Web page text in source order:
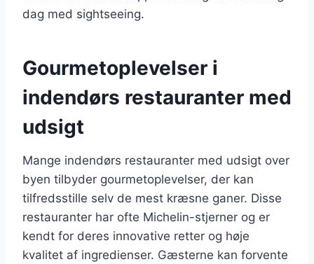
dag med sightseeing.
Gourmetoplevelser i
indendørs restauranter med
udsigt
Mange indendørs restauranter med udsigt over
byen tilbyder gourmetoplevelser, der kan
tilfredsstille selv de mest kræsne ganer. Disse
restauranter har ofte Michelin-stjerner og er
kendt for deres innovative retter og høje
kvalitet af ingredienser. Gæsterne kan forvente